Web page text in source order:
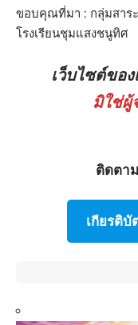
ขอบคุณที่มา : กลุ่มสาร
โรงเรียนชุมแสงชนูทิศ
เว็บไซต์ขอ
มิใช่ผู้
ติดตา
เกียรติบั